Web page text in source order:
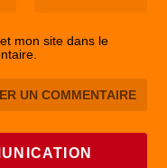
mon site dans le